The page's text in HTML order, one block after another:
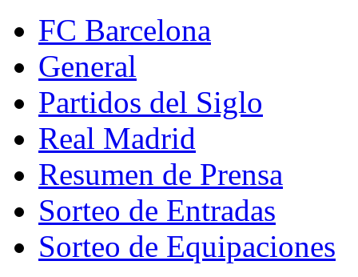
FC Barcelona
General
Partidos del Siglo
Real Madrid
Resumen de Prensa
Sorteo de Entradas
Sorteo de Equipaciones